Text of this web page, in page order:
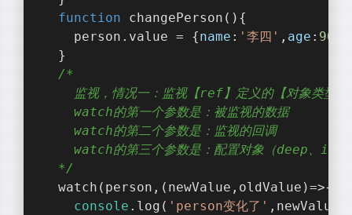
function
changePerson ( ) {
    person.value = {
name : '李四' , age : 90
  }
/*
监视，情况一：监视【ref】定义的【对象类型】
    watch的第一个参数是：被监视的数据
    watch的第二个参数是：监视的回调
watch的第三个参数是：配置对象（deep、
  */
  watch(person,
( newValue,oldValue )=>{
console .log( 'person变化了'